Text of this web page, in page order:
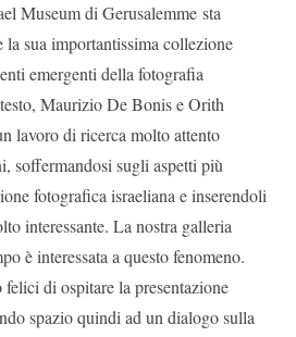
Museum di Gerusalemme sta
sua importantissima collezione
emergenti della fotografia
Maurizio De Bonis e Orith
lavoro di ricerca molto attento
soffermandosi sugli aspetti più
fotografica israeliana e inserendoli
interessante. La nostra galleria
è interessata a questo fenomeno.
di ospitare la presentazione
spazio quindi ad un dialogo sulla